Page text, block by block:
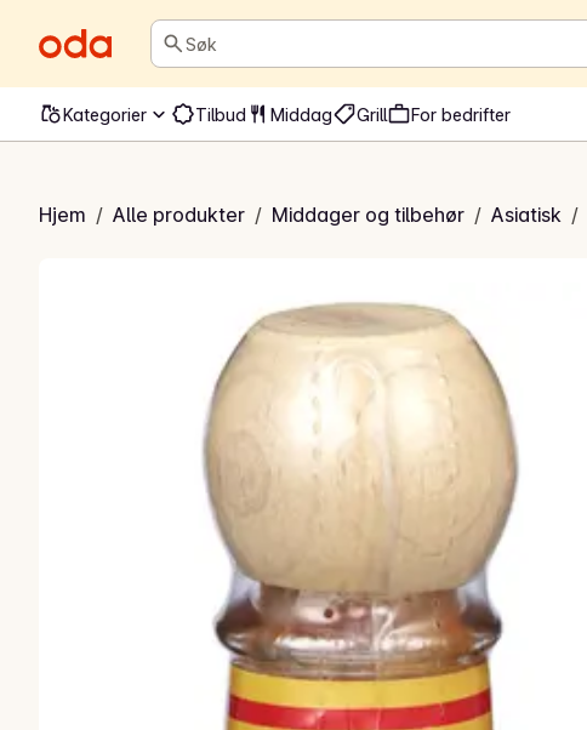
Søk
Kategorier Tilbud Middag Grill For bedrifter
Hjem / Alle produkter / Middager og tilbehør / Asiatisk /
original